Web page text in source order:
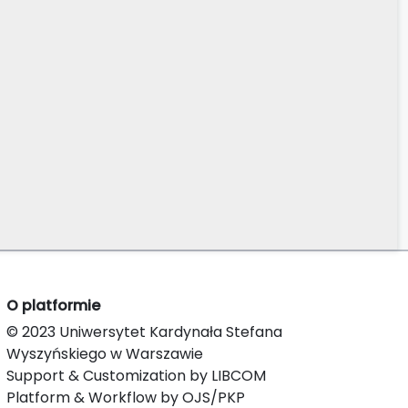
O platformie
© 2023 Uniwersytet Kardynała Stefana
Wyszyńskiego w Warszawie
Support & Customization by LIBCOM
Platform & Workflow by OJS/PKP